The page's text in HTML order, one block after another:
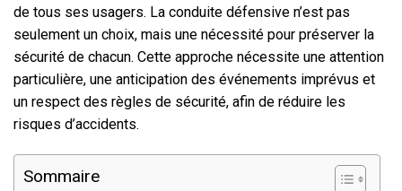
de tous ses usagers. La conduite défensive n’est pas
seulement un choix, mais une nécessité pour préserver la
sécurité de chacun. Cette approche nécessite une attention
particulière, une anticipation des événements imprévus et
un respect des règles de sécurité, afin de réduire les
risques d’accidents.
Sommaire